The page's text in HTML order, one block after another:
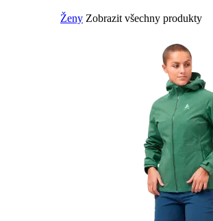
Ženy Zobrazit všechny produkty